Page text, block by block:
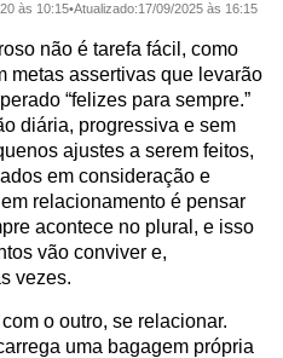
às 10:15•Atualizado:17/09/2025 às 16:15
não é tarefa fácil, como
metas assertivas que levarão
“felizes para sempre.”
diária, progressiva e sem
ajustes a serem feitos,
em consideração e
relacionamento é pensar
acontece no plural, e isso
vão conviver e,
vezes.
o outro, se relacionar.
uma bagagem própria